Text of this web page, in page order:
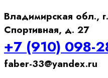
Владимирская обл.,
Спортивная, д. 27
+7 (910) 098-
faber-33@yandex.ru